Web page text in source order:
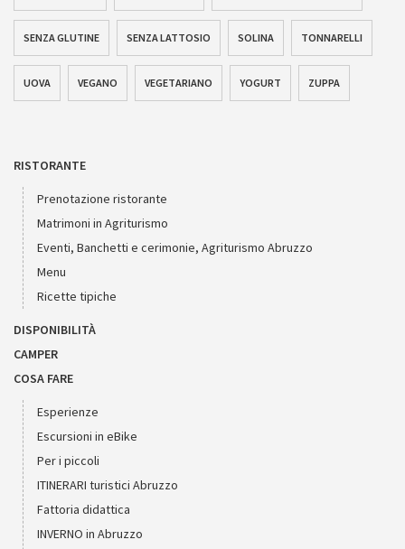
SENZA GLUTINE SENZA LATTOSIO SOLINA TONNARELLI
UOVA VEGANO VEGETARIANO YOGURT ZUPPA
RISTORANTE
Prenotazione ristorante
Matrimoni in Agriturismo
Eventi, Banchetti e cerimonie, Agriturismo Abruzzo
Menu
Ricette tipiche
DISPONIBILITÀ
CAMPER
COSA FARE
Esperienze
Escursioni in eBike
Per i piccoli
ITINERARI turistici Abruzzo
Fattoria didattica
INVERNO in Abruzzo